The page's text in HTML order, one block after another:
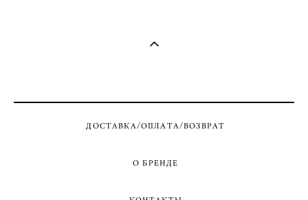
ДОСТАВКА/ОПЛАТА/ВОЗВРАТ
О БРЕНДЕ